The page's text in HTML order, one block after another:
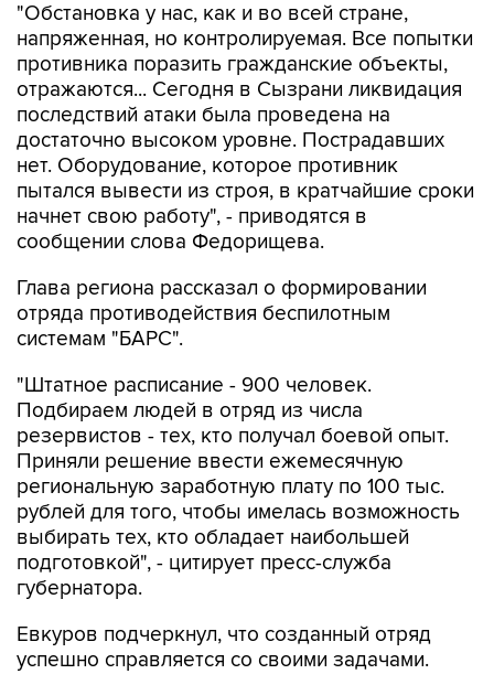
"Обстановка у нас, как и во всей стране,
напряженная, но контролируемая. Все попытки
противника поразить гражданские объекты,
отражаются... Сегодня в Сызрани ликвидация
последствий атаки была проведена на
достаточно высоком уровне. Пострадавших
нет. Оборудование, которое противник
пытался вывести из строя, в кратчайшие сроки
начнет свою работу", - приводятся в
сообщении слова Федорищева.
Глава региона рассказал о формировании
отряда противодействия беспилотным
системам "БАРС".
"Штатное расписание - 900 человек.
Подбираем людей в отряд из числа
резервистов - тех, кто получал боевой опыт.
Приняли решение ввести ежемесячную
региональную заработную плату по 100 тыс.
рублей для того, чтобы имелась возможность
выбирать тех, кто обладает наибольшей
подготовкой", - цитирует пресс-служба
губернатора.
Евкуров подчеркнул, что созданный отряд
успешно справляется со своими задачами.